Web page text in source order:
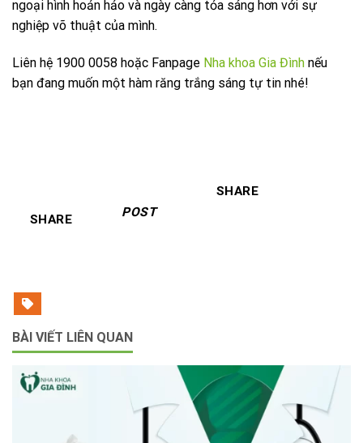
ngoại hình hoản hảo và ngày càng tỏa sáng hơn với sự
nghiệp võ thuật của mình.
Liên hệ 1900 0058 hoặc Fanpage Nha khoa Gia Đình nếu
bạn đang muốn một hàm răng trắng sáng tự tin nhé!
SHARE
POST
SHARE
BÀI VIẾT LIÊN QUAN